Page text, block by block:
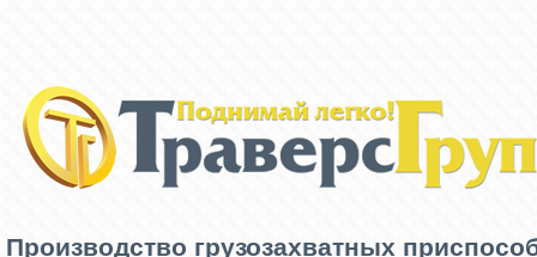
Производство грузозахватных